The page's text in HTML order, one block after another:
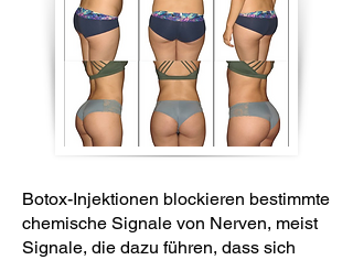
Botox-Injektionen blockieren bestimmte
chemische Signale von Nerven, meist
Signale, die dazu führen, dass sich